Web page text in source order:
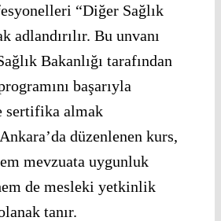
“Diğer Sağlık
adlandırılır. Bu unvanı
Bakanlığı tarafından
başarıyla
sertifika almak
düzenlenen kurs,
mevzuata uygunluk
de mesleki yetkinlik
tanır.